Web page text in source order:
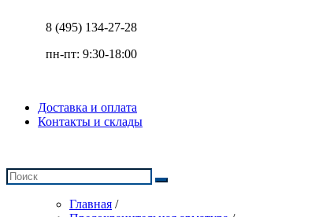
8 (495) 134-27-28
пн-пт: 9:30-18:00
Доставка и оплата
Контакты и склады
Главная /